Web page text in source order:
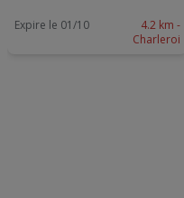
Expire le 01/10
4.2 km -
Charleroi